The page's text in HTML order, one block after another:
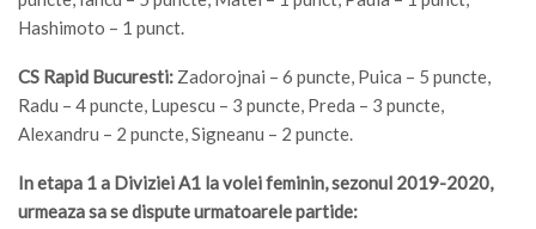
Hashimoto – 1 punct.
CS Rapid Bucuresti: Zadorojnai – 6 puncte, Puica – 5 puncte,
Radu – 4 puncte, Lupescu – 3 puncte, Preda – 3 puncte,
Alexandru – 2 puncte, Signeanu – 2 puncte.
In etapa 1 a Diviziei A1 la volei feminin, sezonul 2019-2020,
urmeaza sa se dispute urmatoarele partide: